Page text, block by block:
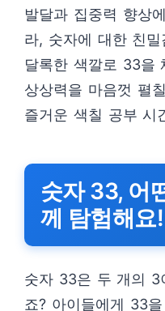
발달과 집중력 향상
라, 숫자에 대한 친
달록한 색깔로 33을
상상력을 마음껏 펼
즐거운 색칠 공부 시
숫자 33, 어
께 탐험해요!
숫자 33은 두 개의 3
죠? 아이들에게 33